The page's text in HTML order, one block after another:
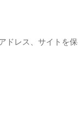
ドレス、サイトを